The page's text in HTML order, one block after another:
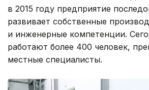
в 2015 году предприятие
развивает собственные
и инженерные компетенции.
работают более 400 человек,
местные специалисты.